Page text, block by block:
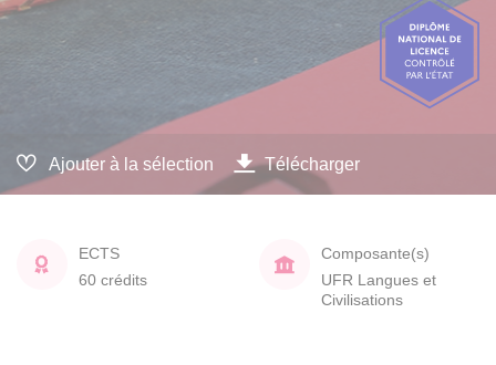
Ajouter à la sélection Télécharger
ECTS
60 crédits
Composante(s)
UFR Langues et
Civilisations